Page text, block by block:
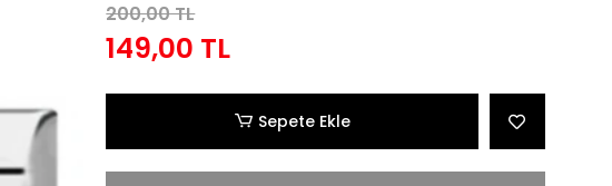
200,00 TL
149,00 TL
Sepete Ekle